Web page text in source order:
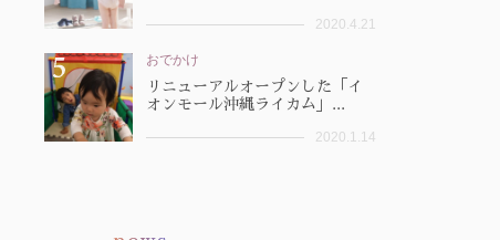
2020.4.21
おでかけ
リニューアルオープンした「イ
オンモール沖縄ライカム」...
2020.1.14